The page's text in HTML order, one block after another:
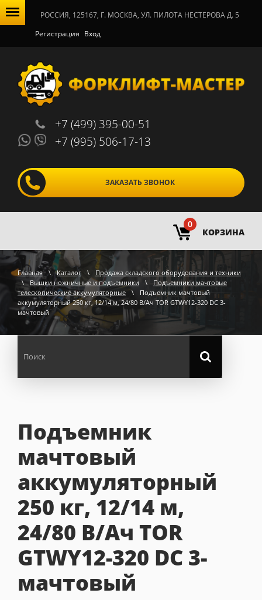
РОССИЯ, 125167, Г. МОСКВА, УЛ. ПИЛОТА НЕСТЕРОВА Д. 5
Регистрация Вход
+7 (499) 395-00-51
+7 (995) 506-17-13
ЗАКАЗАТЬ ЗВОНОК
0
КОРЗИНА
Главная \ Каталог \
Продажа складского оборудования и техники
\
Вышки ножничные и подъемники \
Подъемники мачтовые
телескопические аккумуляторные
\
Подъемник мачтовый
аккумуляторный 250 кг, 12/14 м, 24/80 В/Ач TOR GTWY12-320 DC 3-
мачтовый
Подъемник
мачтовый
аккумуляторный
250 кг, 12/14 м,
24/80 В/Ач TOR
GTWY12-320 DC 3-
мачтовый